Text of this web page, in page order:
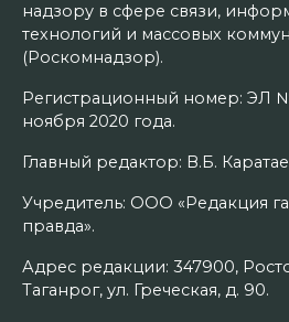
надзору в сфере связи,
технологий и массовых
(Роскомнадзор).
Регистрационный номер: ЭЛ
ноября 2020 года.
Главный редактор: В.Б.
Учредитель: ООО «Редакция
правда».
Адрес редакции: 347900,
Таганрог, ул. Греческая, д. 90.